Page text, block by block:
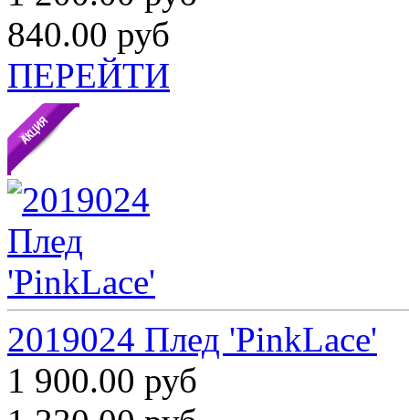
840.00 руб
ПЕРЕЙТИ
2019024 Плед 'PinkLace'
1 900.00 руб